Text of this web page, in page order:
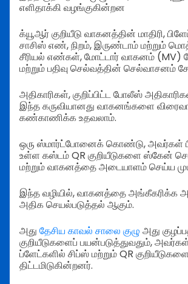
எளிதாக்கி வழங்குகின்றன
க்யூஆர் குறியீடு வாகனத்தின் மாதிரி,
சாசிஸ் எண், நிறம், இருண்டாம் மற்றும்
சீரியல் எண்கள், மோட்டார் வாகனம் (MV)
மற்றும் பதிவு செல்வத்தின் செல்வாசனம்
அதிகாரிகள், குறிப்பிட்ட போலீஸ்
இந்த கருவியானது வாகனங்களை
கண்காணிக்க உதவலாம்.
ஒரு ஸ்மார்ட்போனைக் கொண்டு, அவர்கள்
உள்ள கஸ்டம் QR குறியீடுகளை ஸ்கேன்
மற்றும் வாகனத்தை அடையாளம் செய்ய
இந்த வழியில், வாகனத்தை அங்கீகரிக்க
அதிக செயல்படுத்தல் ஆகும்.
அது தேசிய காவல் சாலை குழு அது
குறியீடுகளைப் பயன்படுத்துவதும்,
ப்ளேட்களில் சிப்ஸ் மற்றும் QR
திட்டமிடுகின்றனர்.